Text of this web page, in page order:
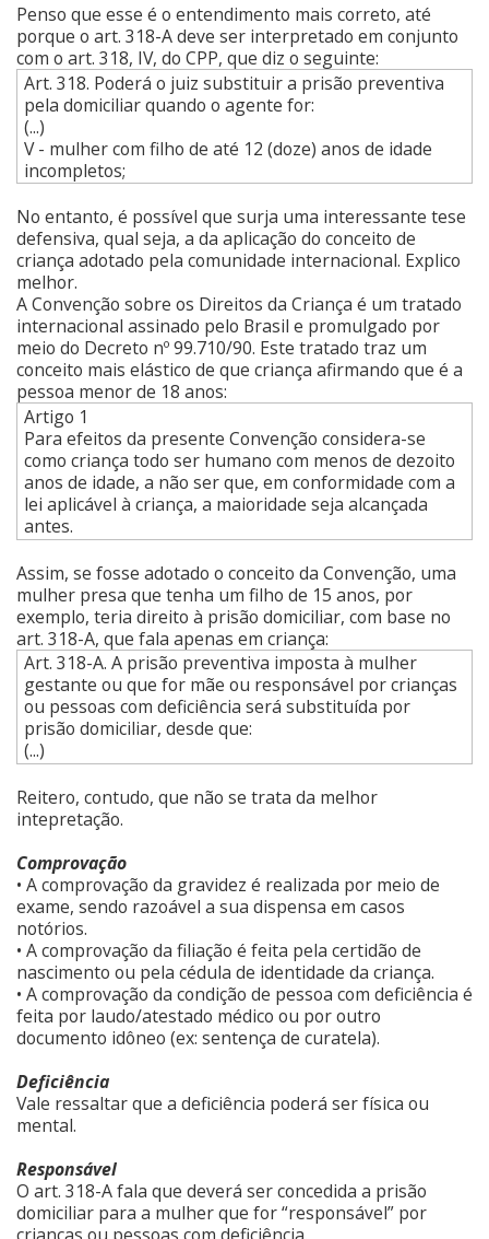
Penso que esse é o entendimento mais correto, até
porque o art. 318-A deve ser interpretado em conjunto
com o art. 318, IV, do CPP, que diz o seguinte:
Art. 318. Poderá o juiz substituir a prisão preventiva
pela domiciliar quando o agente for:
(...)
V - mulher com filho de até 12 (doze) anos de idade
incompletos;
No entanto, é possível que surja uma interessante tese
defensiva, qual seja, a da aplicação do conceito de
criança adotado pela comunidade internacional. Explico
melhor.
A Convenção sobre os Direitos da Criança é um tratado
internacional assinado pelo Brasil e promulgado por
meio do Decreto nº 99.710/90. Este tratado traz um
conceito mais elástico de que criança afirmando que é a
pessoa menor de 18 anos:
Artigo 1
Para efeitos da presente Convenção considera-se
como criança todo ser humano com menos de dezoito
anos de idade, a não ser que, em conformidade com a
lei aplicável à criança, a maioridade seja alcançada
antes.
Assim, se fosse adotado o conceito da Convenção, uma
mulher presa que tenha um filho de 15 anos, por
exemplo, teria direito à prisão domiciliar, com base no
art. 318-A, que fala apenas em criança:
Art. 318-A. A prisão preventiva imposta à mulher
gestante ou que for mãe ou responsável por crianças
ou pessoas com deficiência será substituída por
prisão domiciliar, desde que:
(...)
Reitero, contudo, que não se trata da melhor
intepretação.
Comprovação
• A comprovação da gravidez é realizada por meio de
exame, sendo razoável a sua dispensa em casos
notórios.
• A comprovação da filiação é feita pela certidão de
nascimento ou pela cédula de identidade da criança.
• A comprovação da condição de pessoa com deficiência é
feita por laudo/atestado médico ou por outro
documento idôneo (ex: sentença de curatela).
Deficiência
Vale ressaltar que a deficiência poderá ser física ou
mental.
Responsável
O art. 318-A fala que deverá ser concedida a prisão
domiciliar para a mulher que for “responsável” por